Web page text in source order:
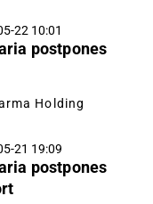
22 10:01
postpones
Holding
21 19:09
postpones